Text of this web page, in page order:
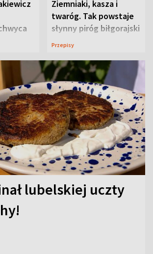
Ziemniaki, kasza i
twaróg. Tak powstaje
słynny piróg biłgorajski
Przepisy
lubelskiej uczty